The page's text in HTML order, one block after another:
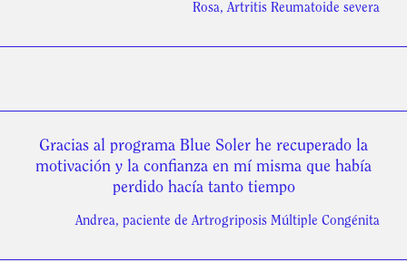
Rosa, Artritis Reumatoide severa
Gracias al programa Blue Soler he recuperado la
motivación y la confianza en mí misma que había
perdido hacía tanto tiempo
Andrea, paciente de Artrogriposis Múltiple Congénita